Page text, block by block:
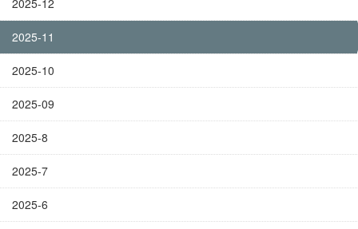
2025-12
2025-11
2025-10
2025-09
2025-8
2025-7
2025-6